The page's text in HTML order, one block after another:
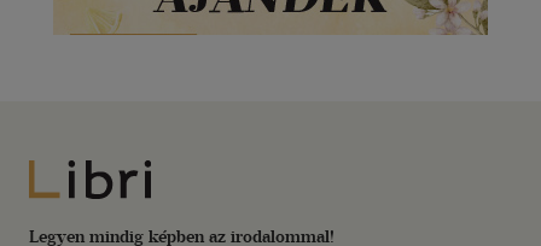
Libri
Legyen mindig képben az irodalommal!